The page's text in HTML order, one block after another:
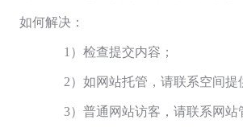
如何解决：
1）检查提交内容；
2）如网站托管，请联系空间提
3）普通网站访客，请联系网站